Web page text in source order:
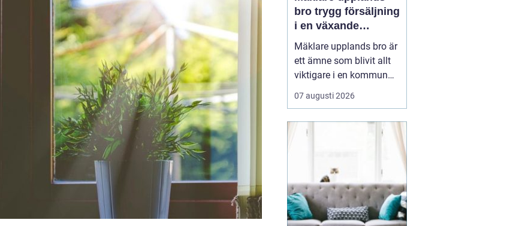
bro trygg försäljning
i en växande
kommun
Mäklare upplands bro är
ett ämne som blivit allt
viktigare i en kommun
som växer snabbt och
lockar både
erfarna bostadsägare.
pendlarsamhälle till att
vara en attraktiv plats
för fam...
07 augusti 2026